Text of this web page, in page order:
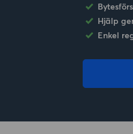
Hjälp
Enkel